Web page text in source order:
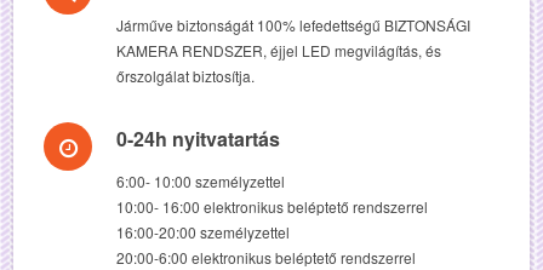
Járműve biztonságát 100% lefedettségű BIZTONSÁGI
KAMERA RENDSZER, éjjel LED megvilágítás, és
őrszolgálat biztosítja.
0-24h nyitvatartás
6:00- 10:00 személyzettel
10:00- 16:00 elektronikus beléptető rendszerrel
16:00-20:00 személyzettel
20:00-6:00 elektronikus beléptető rendszerrel